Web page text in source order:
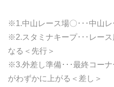
※1.中山レース場〇･･･中山
※2.スタミナキープ･･･レー
なる＜先行＞
※3.外差し準備･･･最終コー
がわずかに上がる＜差し＞